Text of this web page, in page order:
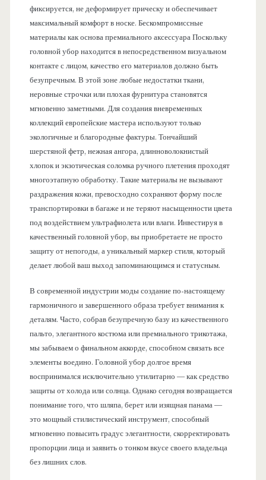
фиксируется, не деформирует прическу и обеспечивает
максимальный комфорт в носке. Бескомпромиссные
материалы как основа премиального аксессуара Поскольку
головной убор находится в непосредственном визуальном
контакте с лицом, качество его материалов должно быть
безупречным. В этой зоне любые недостатки ткани,
неровные строчки или плохая фурнитура становятся
мгновенно заметными. Для создания вневременных
коллекций европейские мастера используют только
экологичные и благородные фактуры. Тончайший
шерстяной фетр, нежная ангора, длинноволокнистый
хлопок и экзотическая соломка ручного плетения проходят
многоэтапную обработку. Такие материалы не вызывают
раздражения кожи, превосходно сохраняют форму после
транспортировки в багаже и не теряют насыщенности цвета
под воздействием ультрафиолета или влаги. Инвестируя в
качественный головной убор, вы приобретаете не просто
защиту от непогоды, а уникальный маркер стиля, который
делает любой ваш выход запоминающимся и статусным.
В современной индустрии моды создание по-настоящему
гармоничного и завершенного образа требует внимания к
деталям. Часто, собрав безупречную базу из качественного
пальто, элегантного костюма или премиального трикотажа,
мы забываем о финальном аккорде, способном связать все
элементы воедино. Головной убор долгое время
воспринимался исключительно утилитарно — как средство
защиты от холода или солнца. Однако сегодня возвращается
понимание того, что шляпа, берет или изящная панама —
это мощный стилистический инструмент, способный
мгновенно повысить градус элегантности, скорректировать
пропорции лица и заявить о тонком вкусе своего владельца
без лишних слов.